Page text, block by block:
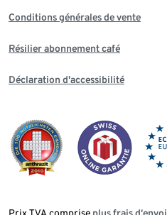
Conditions générales de vente
Résilier abonnement café
Déclaration d'accessibilité
Prix TVA comprise, plus frais d‘envoi